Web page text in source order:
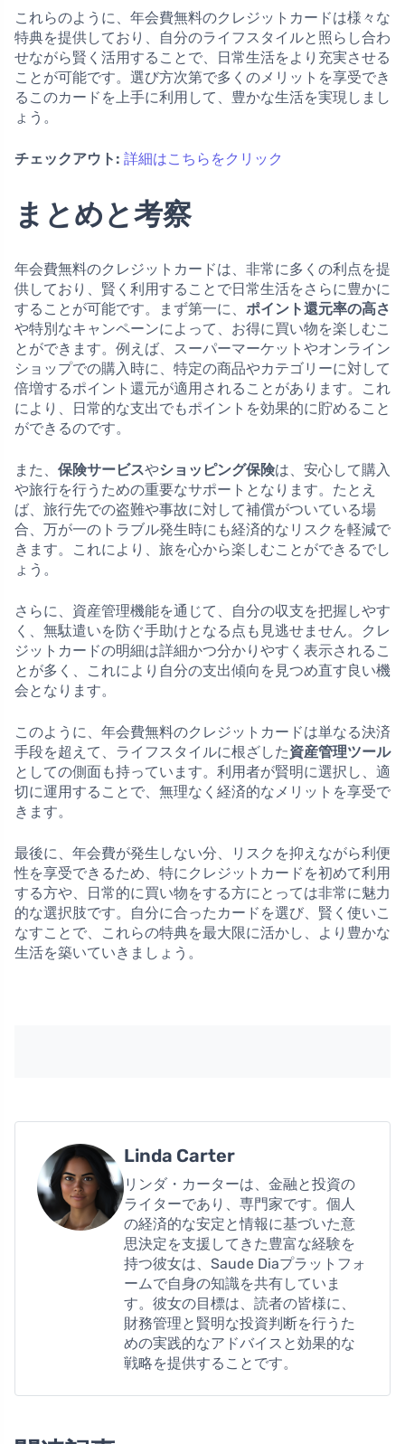
これらのように、年会費無料のクレジットカードは様々な
特典を提供しており、自分のライフスタイルと照らし合わ
せながら賢く活用することで、日常生活をより充実させる
ことが可能です。選び方次第で多くのメリットを享受でき
るこのカードを上手に利用して、豊かな生活を実現しまし
ょう。
チェックアウト: 詳細はこちらをクリック
まとめと考察
年会費無料のクレジットカードは、非常に多くの利点を提
供しており、賢く利用することで日常生活をさらに豊かに
することが可能です。まず第一に、 ポイント還元率の高さ
や特別なキャンペーンによって、お得に買い物を楽しむこ
とができます。例えば、スーパーマーケットやオンライン
ショップでの購入時に、特定の商品やカテゴリーに対して
倍増するポイント還元が適用されることがあります。これ
により、日常的な支出でもポイントを効果的に貯めること
ができるのです。
また、 保険サービスやショッピング保険は、安心して購入
や旅行を行うための重要なサポートとなります。たとえ
ば、旅行先での盗難や事故に対して補償がついている場
合、万が一のトラブル発生時にも経済的なリスクを軽減で
きます。これにより、旅を心から楽しむことができるでし
ょう。
さらに、資産管理機能を通じて、自分の収支を把握しやす
く、無駄遣いを防ぐ手助けとなる点も見逃せません。クレ
ジットカードの明細は詳細かつ分かりやすく表示されるこ
とが多く、これにより自分の支出傾向を見つめ直す良い機
会となります。
このように、年会費無料のクレジットカードは単なる決済
手段を超えて、ライフスタイルに根ざした資産管理ツール
としての側面も持っています。利用者が賢明に選択し、適
切に運用することで、無理なく経済的なメリットを享受で
きます。
最後に、年会費が発生しない分、リスクを抑えながら利便
性を享受できるため、特にクレジットカードを初めて利用
する方や、日常的に買い物をする方にとっては非常に魅力
的な選択肢です。自分に合ったカードを選び、賢く使いこ
なすことで、これらの特典を最大限に活かし、より豊かな
生活を築いていきましょう。
Linda Carter
リンダ・カーターは、金融と投資の
ライターであり、専門家です。個人
の経済的な安定と情報に基づいた意
思決定を支援してきた豊富な経験を
持つ彼女は、Saude Diaプラットフォ
ームで自身の知識を共有していま
す。彼女の目標は、読者の皆様に、
財務管理と賢明な投資判断を行うた
めの実践的なアドバイスと効果的な
戦略を提供することです。